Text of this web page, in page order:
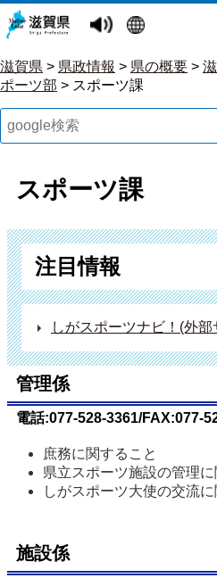
滋賀県 > 県政情報 > 県の概要 >
ポーツ部 > スポーツ課
スポーツ課
注目情報
しがスポーツナビ！(外部
管理係
電話:077-528-3361/FAX:077-
庶務に関すること
県立スポーツ施設の管理に
しがスポーツ大使の交流
施設係